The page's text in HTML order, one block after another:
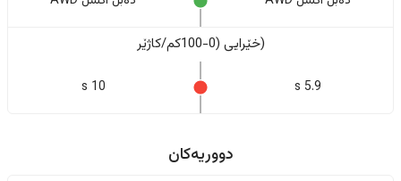
(خێرایی (0-100کم/کاژێر
5.9 s
10 s
دووریەکان